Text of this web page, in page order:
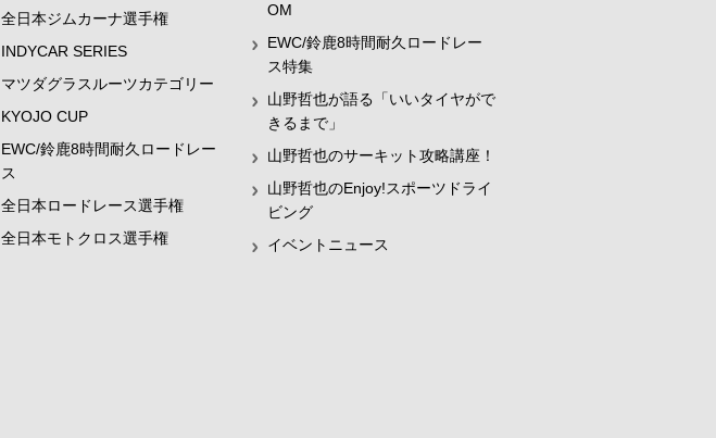
全日本ジムカーナ選手権
INDYCAR SERIES
マツダグラスルーツカテゴリー
KYOJO CUP
EWC/鈴鹿8時間耐久ロードレー
ス
全日本ロードレース選手権
全日本モトクロス選手権
OM
EWC/鈴鹿8時間耐久ロードレー
ス特集
山野哲也が語る「いいタイヤがで
きるまで」
山野哲也のサーキット攻略講座！
山野哲也のEnjoy!スポーツドライ
ビング
イベントニュース